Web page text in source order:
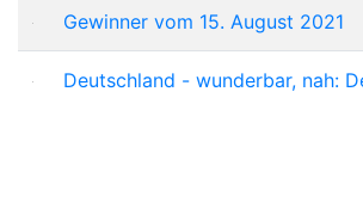
Gewinner vom 15. August 2021
Deutschland - wunderbar, nah: